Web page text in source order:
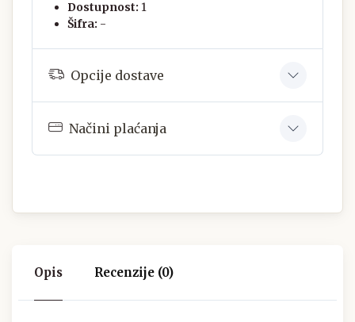
Dostupnost: 1
Šifra: -
Opcije dostave
Načini plaćanja
Opis Recenzije (0)